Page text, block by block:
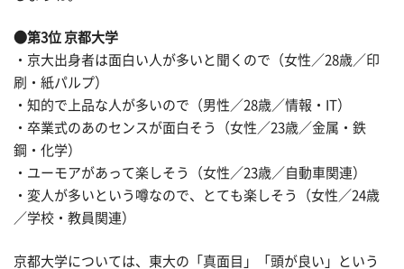
●第3位 京都大学
・京大出身者は面白い人が多いと聞くので（女性／28歳／印
刷・紙パルプ）
・知的で上品な人が多いので（男性／28歳／情報・IT）
・卒業式のあのセンスが面白そう（女性／23歳／金属・鉄
鋼・化学）
・ユーモアがあって楽しそう（女性／23歳／自動車関連）
・変人が多いという噂なので、とても楽しそう（女性／24歳
／学校・教員関連）
京都大学については、東大の「真面目」「頭が良い」という